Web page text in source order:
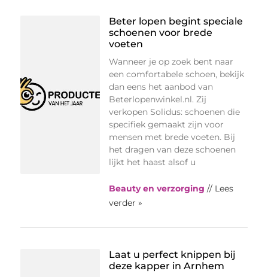
Beter lopen begint speciale
schoenen voor brede
voeten
Wanneer je op zoek bent naar
een comfortabele schoen, bekijk
dan eens het aanbod van
Beterlopenwinkel.nl. Zij
verkopen Solidus: schoenen die
specifiek gemaakt zijn voor
mensen met brede voeten. Bij
het dragen van deze schoenen
lijkt het haast alsof u
Beauty en verzorging // Lees
verder »
Laat u perfect knippen bij
deze kapper in Arnhem